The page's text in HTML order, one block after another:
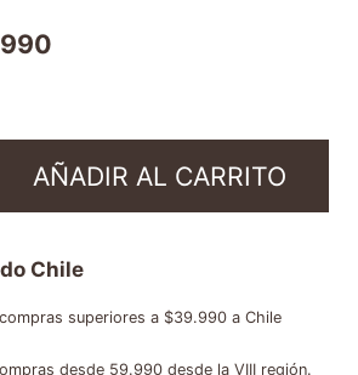
AÑADIR AL CARRITO
Chile
superiores a $39.990 a Chile
desde 59.990 desde la VIII región.